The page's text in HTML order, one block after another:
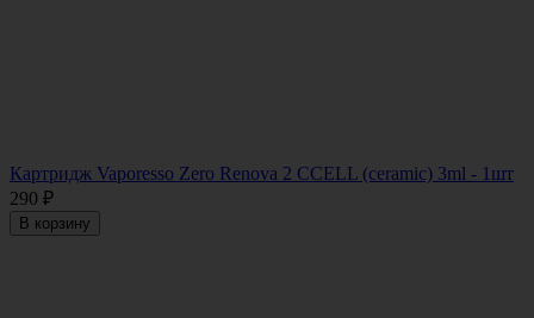
Картридж Vaporesso Zero Renova 2 CCELL (ceramic) 3ml - 1шт
290 ₽
В корзину